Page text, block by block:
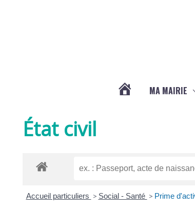
LA
MA MAIRIE
État civil
Accueil particuliers > Social - Santé > Prime